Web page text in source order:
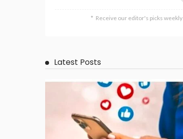
Receive our editor's picks weekly
Latest Posts